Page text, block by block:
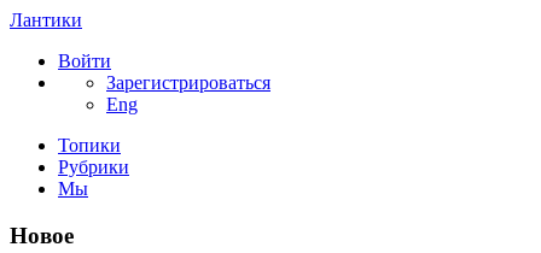
Лантики
Войти
Зарегистрироваться
Eng
Топики
Рубрики
Мы
Новое